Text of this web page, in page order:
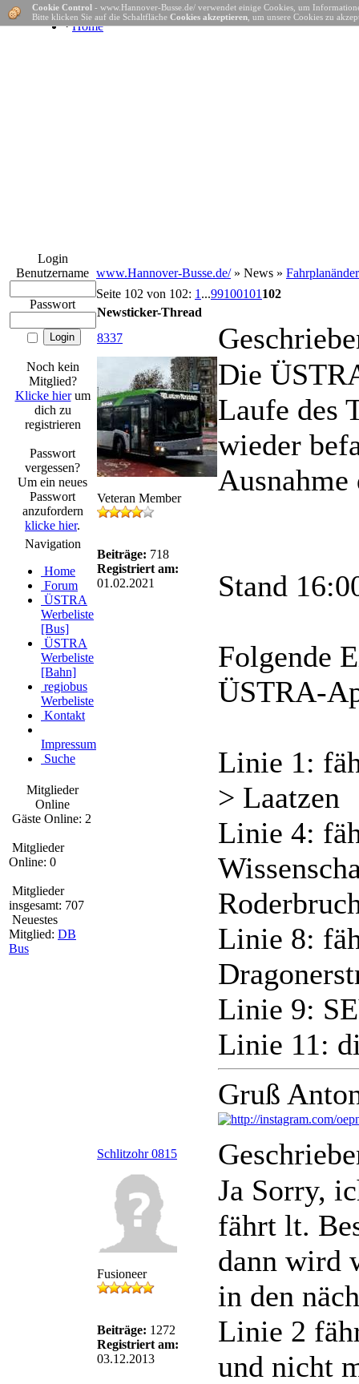
· Home
Login
Benutzername
Passwort
Noch kein
Mitglied?
Klicke hierum
dich zu
registrieren
Passwort
vergessen?
Um ein neues
Passwort
anzufordern
klicke hier.
Navigation
Home
Forum
ÜSTRA
Werbeliste
[Bus]
ÜSTRA
Werbeliste
[Bahn]
regiobus
Werbeliste
Kontakt
Impressum
Suche
Mitglieder
Online
Gäste Online: 2
Mitglieder
Online: 0
Mitglieder
insgesamt: 707
Neuestes
Mitglied: DB
Bus
Cookie Control - www.Hannover-Busse.de/ verwendet einige Cookies, um
Bitte klicken Sie auf die Schaltfläche Cookies akzeptieren , um unsere Cookies zu
www.Hannover-Busse.de/» News »
Seite 102 von 102: 1 ...99100101 102
Newsticker-Thread
8337
Veteran Member
Beiträge: 718
Registriert am:
01.02.2021
Die
Laufe des
wieder
Stand
Folgende
ÜSTRA-
Linie 1:
> Laatzen
Linie 4:
Linie 8:
Linie 9:
Linie 11:
Gruß
Schlitzohr 0815
Fusioneer
Beiträge: 1272
Registriert am:
03.12.2013
Ja Sorry,
fährt lt.
dann wird
in den
Linie 2
und nicht